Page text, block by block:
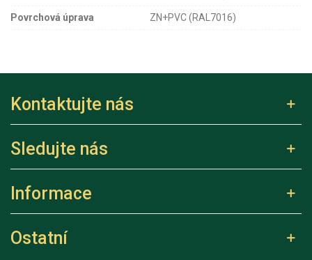
Povrchová úprava ZN+PVC (RAL7016)
Kontaktujte nás
Sledujte nás
Informace
Ostatní